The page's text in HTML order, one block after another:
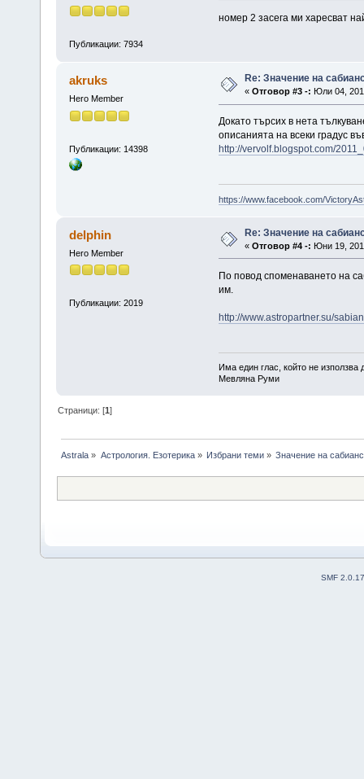
Публикации: 7934
номер 2 засега ми харесват
akruks
Hero Member
Публикации: 14398
Re: Значение на
« Отговор #3 -: Юли 04,
Докато търсих в нета
описанията на всеки градус
http://vervolf.blogspot.com/
https://www.facebook.com/
delphin
Hero Member
Публикации: 2019
Re: Значение на
« Отговор #4 -: Юни 19,
По повод споменаването на
им.
http://www.astropartner.su/
Има един глас, който не
Мевляна Руми
Страници: [1]
Astrala » Астрология. Езотерика» Избрани теми» Значение на
SMF 2.0.17